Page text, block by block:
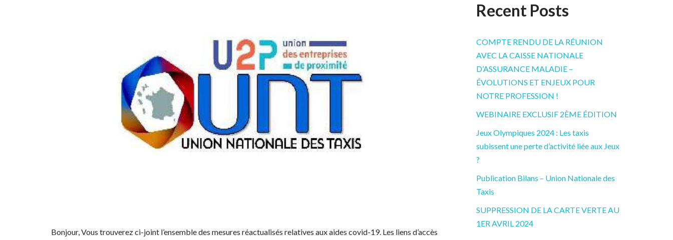
Bonjour, Vous trouverez ci-joint l’ensemble des mesures réactualisés relatives aux aides covid-19. Les liens d’accès
Recent Posts
COMPTE RENDU DE LA RÉUNION
AVEC LA CAISSE NATIONALE
D’ASSURANCE MALADIE –
ÉVOLUTIONS ET ENJEUX POUR
NOTRE PROFESSION !
WEBINAIRE EXCLUSIF 2ÈME ÉDITION
Jeux Olympiques 2024 : Les taxis
subissent une perte d’activité liée aux Jeux
?
Publication Bilans – Union Nationale des
Taxis
SUPPRESSION DE LA CARTE VERTE AU
1ER AVRIL 2024